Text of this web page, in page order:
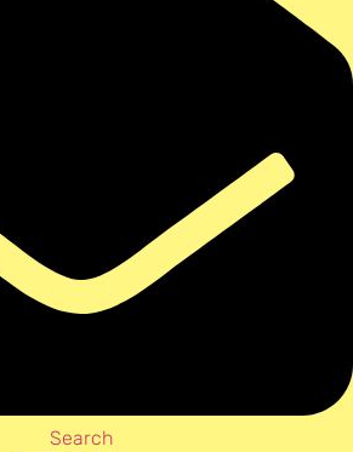
Search